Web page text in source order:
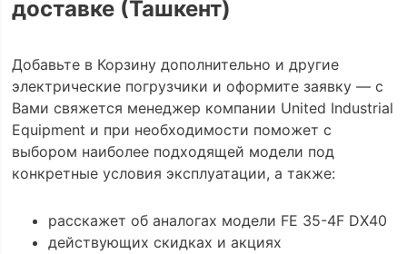
доставке (Ташкент)
Добавьте в Корзину дополнительно и другие
электрические погрузчики и оформите заявку — с
Вами свяжется менеджер компании United Industrial
Equipment и при необходимости поможет с
выбором наиболее подходящей модели под
конкретные условия эксплуатации, а также:
расскажет об аналогах модели FE 35-4F DX40
действующих скидках и акциях